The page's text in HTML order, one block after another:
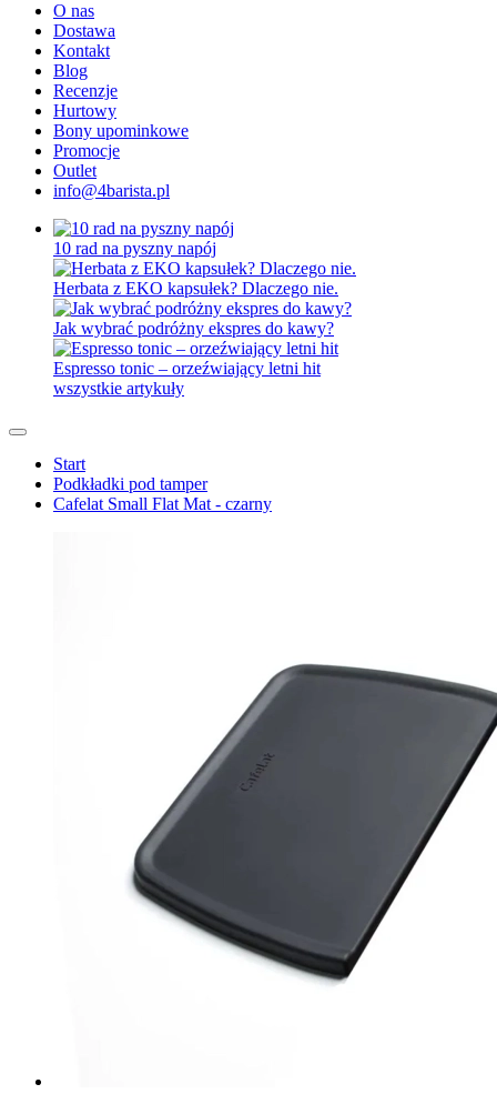
O nas
Dostawa
Kontakt
Blog
Recenzje
Hurtowy
Bony upominkowe
Promocje
Outlet
info@4barista.pl
10 rad na pyszny napój
Herbata z EKO kapsułek? Dlaczego nie.
Jak wybrać podróżny ekspres do kawy?
Espresso tonic – orzeźwiający letni hit
wszystkie artykuły
Start
Podkładki pod tamper
Cafelat Small Flat Mat - czarny